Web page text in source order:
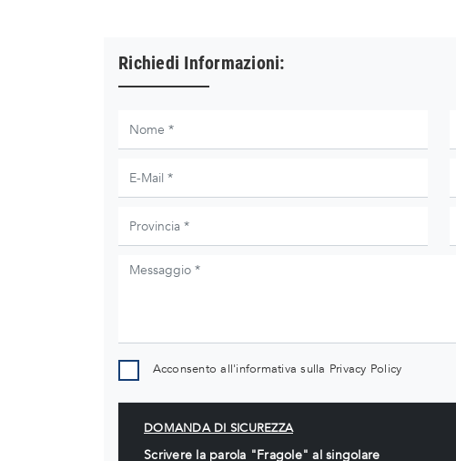
Richiedi Informazioni:
Acconsento all'informativa sulla Privacy Policy
DOMANDA DI SICUREZZA
Scrivere la parola "Fragole" al singolare